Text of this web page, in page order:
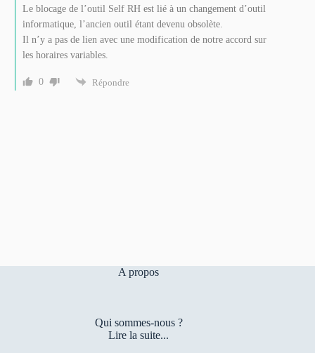
Le blocage de l’outil Self RH est lié à un changement d’outil
informatique, l’ancien outil étant devenu obsolète.
Il n’y a pas de lien avec une modification de notre accord sur
les horaires variables.
0 Répondre
A propos
Qui sommes-nous ?
Lire la suite...